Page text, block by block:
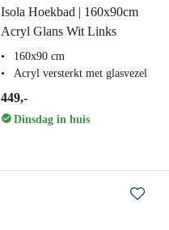
Isola Hoekbad | 160x90cm
Acryl Glans Wit Links
160x90 cm
Acryl versterkt met glasvezel
449,-
Dinsdag in huis